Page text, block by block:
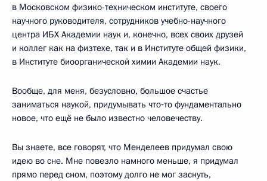
в Московском физико-техническом институте, своего
научного руководителя, сотрудников учебно-научного
центра ИБХ Академии наук и, конечно, всех своих друзей
и коллег как на физтехе, так и в Институте общей физики,
в Институте биоорганической химии Академии наук.
Вообще, для меня, безусловно, большое счастье
заниматься наукой, придумывать что‑то фундаментально
новое, что ещё не было известно человечеству.
Вы знаете, все говорят, что Менделеев придумал свою
идею во сне. Мне повезло намного меньше, я придумал
прямо перед сном, поэтому долго не мог заснуть,